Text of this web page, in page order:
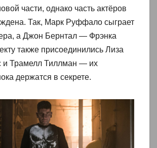
части, однако часть актёров
Так, Марк Руффало сыграет
а Джон Бернтал — Фрэнка
также присоединились Лиза
и Трамелл Тиллман — их
держатся в секрете.